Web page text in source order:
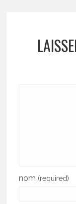
nom (required)